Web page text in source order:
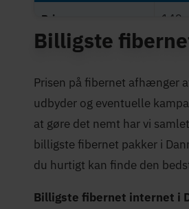
Priser 149
Maksimal hastighed
Trustpilot-score 4,5
Billigste
Prisen på fibernet afhænger
udbyder og eventuelle
at gøre det nemt har vi
billigste fibernet pakker i
du hurtigt kan finde den
Billigste fibernet internet i